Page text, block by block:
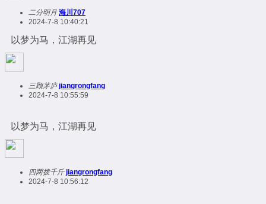
二分明月 海川707
2024-7-8 10:40:21
以梦为马，江湖再见
三顾茅庐 jiangrongfang
2024-7-8 10:55:59
以梦为马，江湖再见
四两拨千斤 jiangrongfang
2024-7-8 10:56:12